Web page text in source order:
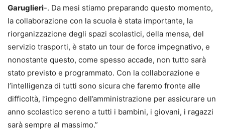
Garuglieri-. Da mesi stiamo preparando questo momento,
la collaborazione con la scuola è stata importante, la
riorganizzazione degli spazi scolastici, della mensa, del
servizio trasporti, è stato un tour de force impegnativo, e
nonostante questo, come spesso accade, non tutto sarà
stato previsto e programmato. Con la collaborazione e
l’intelligenza di tutti sono sicura che faremo fronte alle
difficoltà, l’impegno dell’amministrazione per assicurare un
anno scolastico sereno a tutti i bambini, i giovani, i ragazzi
sarà sempre al massimo.”